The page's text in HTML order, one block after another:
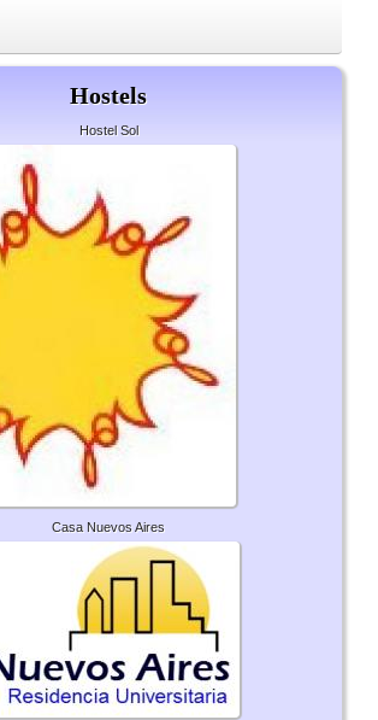
Hostels
Hostel Sol
Casa Nuevos Aires